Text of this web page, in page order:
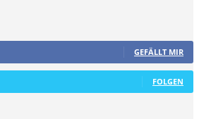
GEFÄLLT MIR
FOLGEN